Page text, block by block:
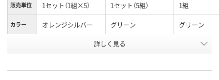
販売単位 1セット（1組×5） 1セット（5組） 1組
カラー オレンジシルバー グリーン グリーン
HN90566 XA64390
詳しく見る